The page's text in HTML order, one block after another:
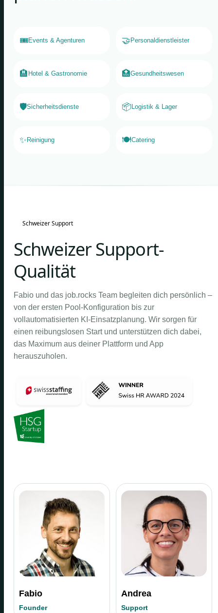
🎟️Events & Agenturen 🤝 Personaldienstleister
🏨 Hotel & Gastronomie 🏥Gesundheitswesen
🛡️Sicherheitsdienste 📦 Logistik & Lager
✨ Reinigung 🍽️Catering
Schweizer Support
Schweizer Support-
Qualität
Fabio und das job.rocks Team begleiten dich persönlich –
von der ersten Pool-Konfiguration bis zur
vollautomatisierten KI-Einsatzplanung. Wir sorgen für
einen reibungslosen Start und unterstützen dich dabei,
das Maximum aus deiner Plattform und App
herauszuholen.
Fabio
Founder
Andrea
Support